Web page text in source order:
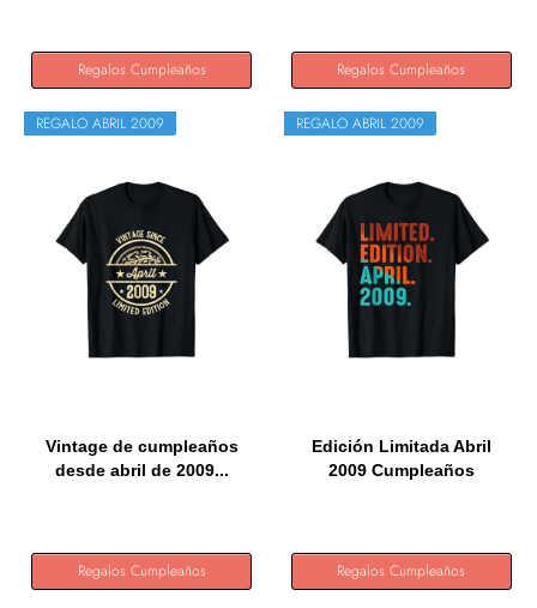
Regalos Cumpleaños Regalos Cumpleaños
REGALO ABRIL 2009
Vintage de cumpleaños
desde abril de 2009...
Regalos Cumpleaños
REGALO ABRIL 2009
Edición Limitada Abril
2009 Cumpleaños
Regalos Cumpleaños